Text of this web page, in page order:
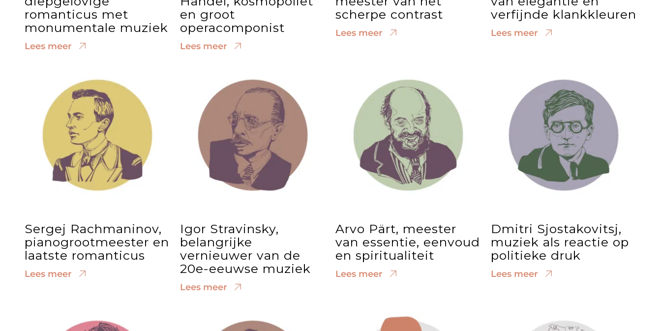
romanticus met
monumentale muziek
Lees meer
en groot
operacomponist
Lees meer
scherpe contrast
Lees meer
verfijnde klankkleuren
Lees meer
Sergej Rachmaninov,
pianogrootmeester en
laatste romanticus
Lees meer
Igor Stravinsky,
belangrijke
vernieuwer van de
20e-eeuwse muziek
Lees meer
Arvo Pärt, meester
van essentie, eenvoud
en spiritualiteit
Lees meer
Dmitri Sjostakovitsj,
muziek als reactie op
politieke druk
Lees meer